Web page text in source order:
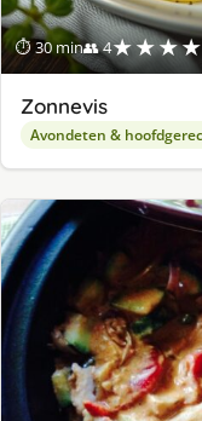
⏱ 30 min👥 4
Zonnevis
Avondeten &